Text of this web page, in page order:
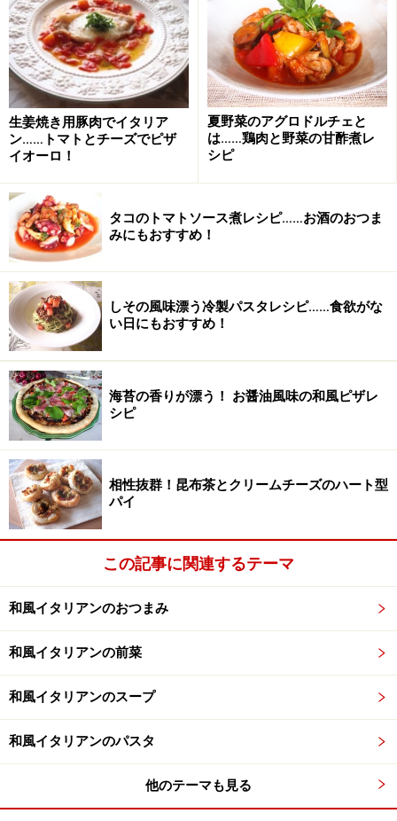
材料は二つだけ！ ブロッコリーと鶏胸肉の
和風サラダ
出典： ボリューム満点！ブロッコリーと鶏胸肉の和風サ
ラダ [シンプル和食レシピ] All About
ブロッコリーと鶏胸肉の二つの材料を使ったブロッコリ
ーの和風サラダレシピになります。生姜をほのかにきか
せた和風ドレッシングがさっぱりとして食べ飽きないお
味になっています。ゆでて和えるだけなので簡単に作れ
ますよ。
サバの竜田揚げと色鮮やかなブロッコリー
で和風パスタ
出典： さばとブロッコリーのパスタ [バランス献立レシ
ピ] All About
オリーブオイルでカリッと揚げたサバの竜田揚げと彩り
鮮やかなブロッコリーを使って和風パスタを今日のラン
チにいかがですか？ めんつゆとバルサミコ酢であっさり
とした和風の味付けになっていていくらでも食べられる
和風レシピです。
塩辛で和風イタリアン「タコとブロッコリ
ーのトマトソース煮」レシピ
出典： タコのトマトソース煮 [和風イタリアン] All About
生姜焼き用豚肉でイタリア
ン……トマトとチーズでピザ
イオーロ！
夏野菜のアグロドルチェと
は……鶏肉と野菜の甘酢煮レ
シピ
タコのトマトソース煮レシピ……お酒のおつま
みにもおすすめ！
しその風味漂う冷製パスタレシピ……食欲がな
い日にもおすすめ！
海苔の香りが漂う！ お醤油風味の和風ピザレ
シピ
相性抜群！昆布茶とクリームチーズのハート型
パイ
この記事に関連するテーマ
和風イタリアンのおつまみ
和風イタリアンの前菜
和風イタリアンのスープ
和風イタリアンのパスタ
他のテーマも見る